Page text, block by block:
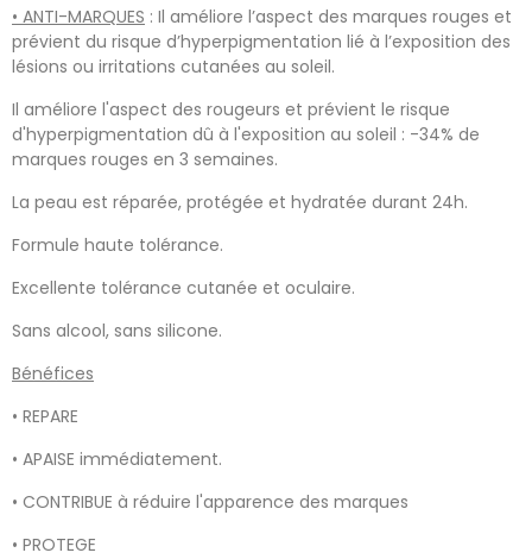
• ANTI-MARQUES : Il améliore l’aspect des marques rouges et
prévient du risque d’hyperpigmentation lié à l’exposition des
lésions ou irritations cutanées au soleil.
Il améliore l'aspect des rougeurs et prévient le risque
d'hyperpigmentation dû à l'exposition au soleil : -34% de
marques rouges en 3 semaines.
La peau est réparée, protégée et hydratée durant 24h.
Formule haute tolérance.
Excellente tolérance cutanée et oculaire.
Sans alcool, sans silicone.
Bénéfices
• REPARE
• APAISE immédiatement.
• CONTRIBUE à réduire l'apparence des marques
• PROTEGE